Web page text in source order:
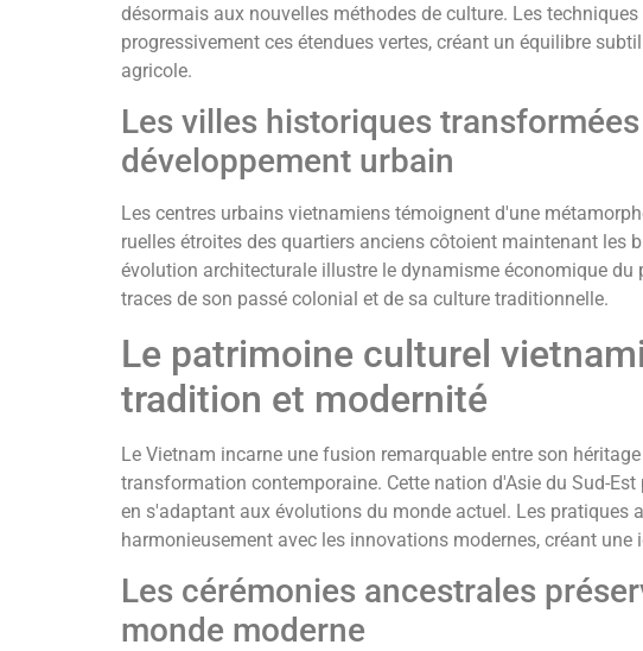
désormais aux nouvelles méthodes de culture. Les
progressivement ces étendues vertes, créant un équilibre
agricole.
Les villes historiques
développement urbain
Les centres urbains vietnamiens témoignent d'une
ruelles étroites des quartiers anciens côtoient maintenant les
évolution architecturale illustre le dynamisme économique du
traces de son passé colonial et de sa culture traditionnelle.
Le patrimoine culturel
tradition et modernité
Le Vietnam incarne une fusion remarquable entre son
transformation contemporaine. Cette nation d'Asie du Sud-
en s'adaptant aux évolutions du monde actuel. Les pratiques
harmonieusement avec les innovations modernes, créant une
Les cérémonies ancestrales
monde moderne